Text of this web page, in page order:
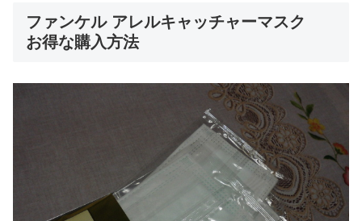
ファンケル アレルキャッチャーマスク
お得な購入方法